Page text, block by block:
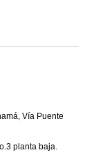
Vía Puente
planta baja.